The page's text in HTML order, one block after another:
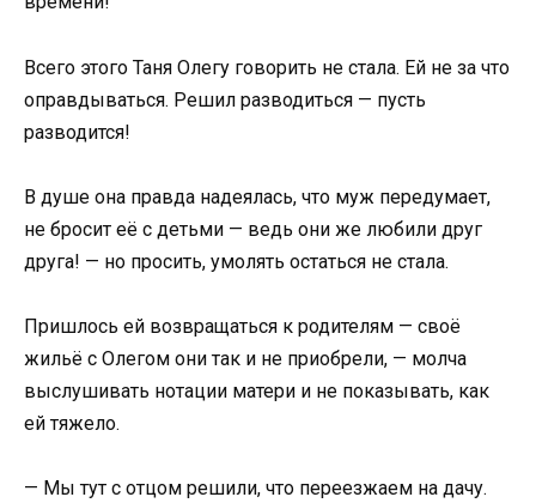
Всего этого Таня Олегу говорить не стала. Ей не за что
оправдываться. Решил разводиться — пусть
разводится!
В душе она правда надеялась, что муж передумает,
не бросит её с детьми — ведь они же любили друг
друга! — но просить, умолять остаться не стала.
Пришлось ей возвращаться к родителям — своё
жильё с Олегом они так и не приобрели, — молча
выслушивать нотации матери и не показывать, как
ей тяжело.
— Мы тут с отцом решили, что переезжаем на дачу.